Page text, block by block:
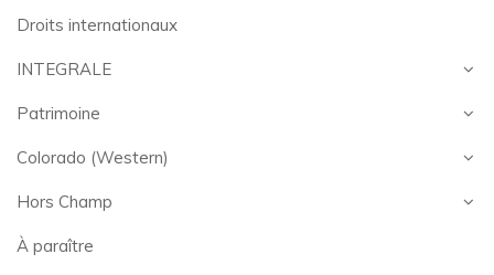
Droits internationaux
INTEGRALE
Patrimoine
Colorado (Western)
Hors Champ
À paraître